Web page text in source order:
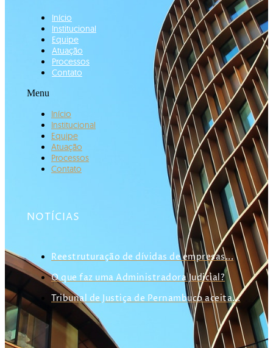
Início
Institucional
Equipe
Atuação
Processos
Contato
Menu
Início
Institucional
Equipe
Atuação
Processos
Contato
NOTÍCIAS
Reestruturação de dívidas de empresas...
O que faz uma Administradora Judicial?
Tribunal de Justiça de Pernambuco aceita...